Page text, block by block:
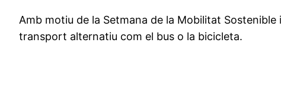
Amb motiu de la Setmana de la Mobilitat
transport alternatiu com el bus o la bicicleta.